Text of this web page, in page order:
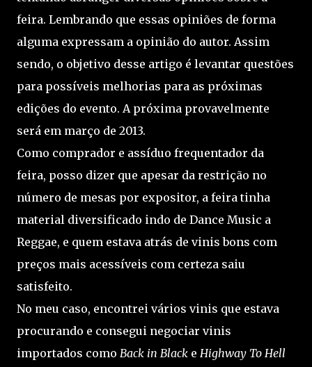
feira. Lembrando que essas opiniões de forma
alguma expressam a opinião do autor. Assim
sendo, o objetivo desse artigo é levantar questões
para possíveis melhorias para as próximas
edições do evento. A próxima provavelmente
será em março de 2013.
Como comprador e assíduo frequentador da
feira, posso dizer que apesar da restrição no
número de mesas por expositor, a feira tinha
material diversificado indo de Dance Music a
Reggae, e quem estava atrás de vinis bons com
preços mais acessíveis com certeza saiu
satisfeito.
No meu caso, encontrei vários vinis que estava
procurando e consegui negociar vinis
importados como Back in Black e Highway To Hell